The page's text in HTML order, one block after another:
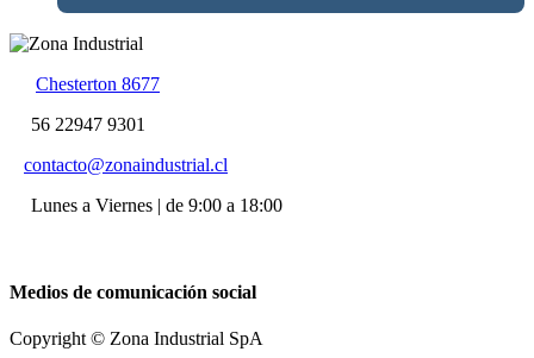
Chesterton 8677
56 22947 9301
contacto@zonaindustrial.cl
Lunes a Viernes | de 9:00 a 18:00
Medios de comunicación social
Copyright © Zona Industrial SpA